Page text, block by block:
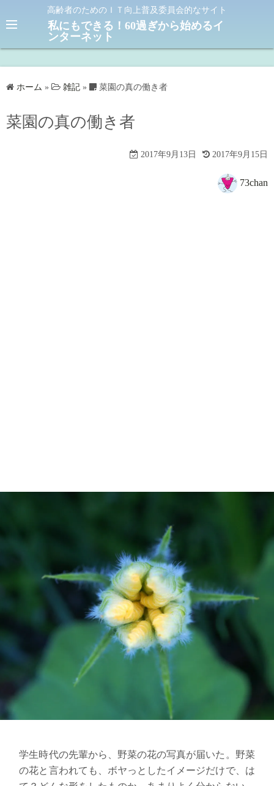
ン
へ
キ
高齢者のためのＩＴ向上普及委員会的なサイト
私にもできる！60過ぎから始めるイ
ンターネット
ホーム » 雑記 » 菜園の真の働き者
菜園の真の働き者
2017年9月13日 2017年9月15日
73chan
学生時代の先輩から、野菜の花の写真が届いた。野菜
の花と言われても、ボヤっとしたイメージだけで、は